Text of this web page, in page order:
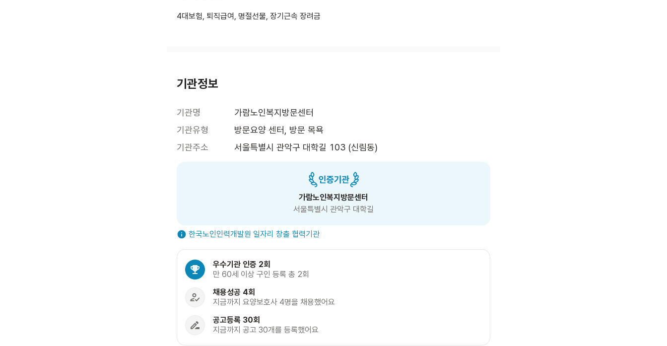
4대보험, 퇴직급여, 명절선물, 장기근속 장려금
기관정보
기관명
가람노인복지방문센터
기관유형
방문요양 센터, 방문 목욕
기관주소
서울특별시 관악구 대학길 103 (신림동)
가람노인복지방문센터
서울특별시 관악구 대학길
한국노인인력개발원 일자리 창출 협력기관
우수기관 인증 2회
만 60세 이상 구인 등록 총 2회
채용성공 4회
지금까지 요양보호사 4명을 채용했어요
공고등록 30회
지금까지 공고 30개를 등록했어요